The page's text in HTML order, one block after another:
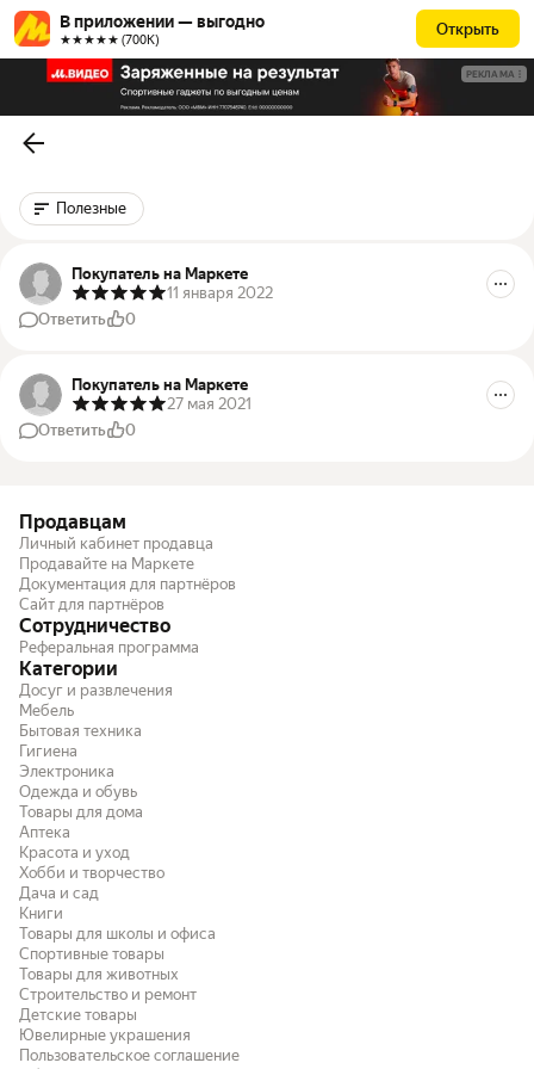
В приложении — выгодно
★★★★★ (700К)
Открыть
РЕКЛАМА
Полезные
Покупатель на Маркете
11 января 2022
Ответить
0
Покупатель на Маркете
27 мая 2021
Ответить
0
Продавцам
Личный кабинет продавца
Продавайте на Маркете
Документация для партнёров
Сайт для партнёров
Сотрудничество
Реферальная программа
Категории
Досуг и развлечения
Мебель
Бытовая техника
Гигиена
Электроника
Одежда и обувь
Товары для дома
Аптека
Красота и уход
Хобби и творчество
Дача и сад
Книги
Товары для школы и офиса
Спортивные товары
Товары для животных
Строительство и ремонт
Детские товары
Ювелирные украшения
Пользовательское соглашение